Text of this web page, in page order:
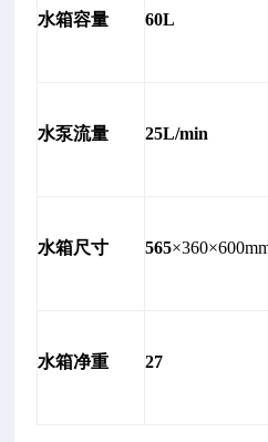
水箱容量 60L
水泵流量 25L/min
水箱尺寸 565
水箱净重 27